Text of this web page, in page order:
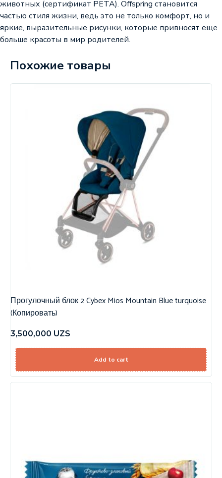
животных (сертификат PETA). Offspring становится
частью стиля жизни, ведь это не только комфорт, но и
яркие, выразительные рисунки, которые привносят еще
больше красоты в мир родителей.
Похожие товары
Прогулочный блок 2 Cybex Mios Mountain Blue turquoise
(Копировать)
3,500,000 UZS
Add to cart